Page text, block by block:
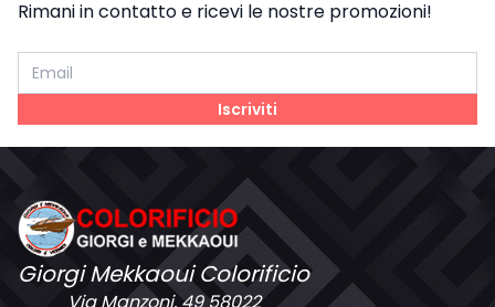
Vinilestere
Sika
Bicomponenti Yachting
Poliuretanici Bicomponenti
Poliuretanici Monocomponente
Teak Top Line
Stucchi (nautica)
Poliestere
Vinilestere
Rimani in contatto e ricevi le nostre promozioni!
Iscriviti
Giorgi Mekkaoui Colorificio
Via Manzoni, 49 58022